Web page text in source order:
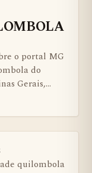
o portal MG
do
Gerais,…
quilombola